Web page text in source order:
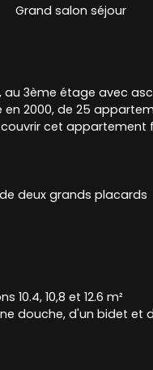
Grand salon séjour
au 3ème étage avec
2000, de 25
cet appartement
deux grands placards
10,8 et 12.6 m²
douche, d'un bidet et